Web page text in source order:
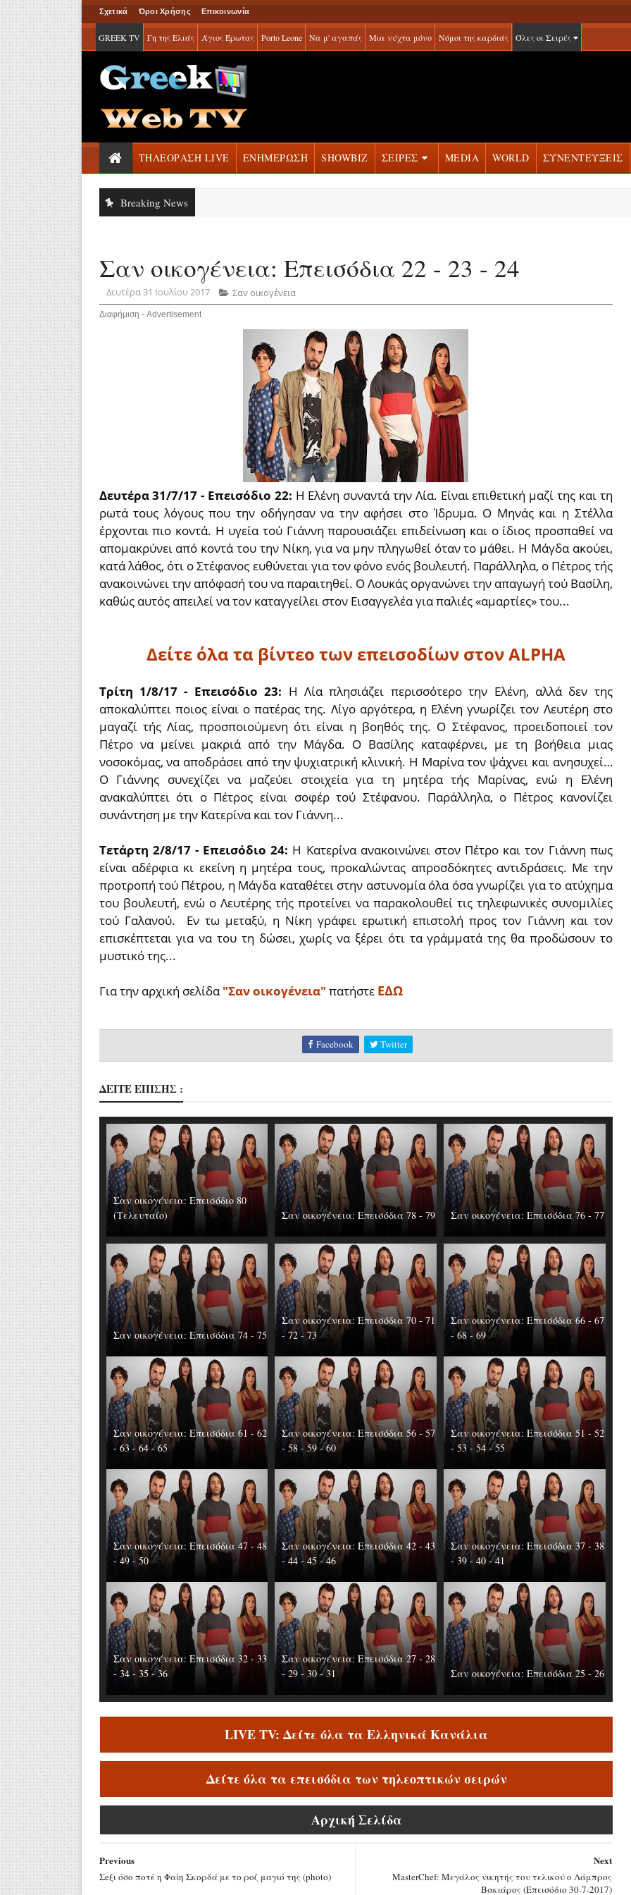
Σχετικά Όροι Χρήσης Επικοινωνία
GREEK TV Γη της Ελιάς Άγιος Έρωτας Porto Leone Να μ' αγαπάς Μια νύχτα μόνο Νόμοι της καρδιάς Όλες οι Σειρές
ΤΗΛΕΟΡΑΣΗ LIVE ΕΝΗΜΕΡΩΣΗ SHOWBIZ ΣΕΙΡΕΣ MEDIA WORLD ΣΥΝΕΝΤΕΥΞΕΙΣ
Breaking News
Σαν οικογένεια: Επεισόδια 22 - 23 - 24
Δευτέρα 31 Ιουλίου 2017 Σαν οικογένεια
Διαφήμιση - Advertisement
Δευτέρα 31/7/17 - Επεισόδιο 22: Η Ελένη συναντά την Λία. Είναι επιθετική μαζί της και τη
ρωτά τους λόγους που την οδήγησαν να την αφήσει στο Ίδρυμα. Ο Μηνάς και η Στέλλα
έρχονται πιο κοντά. Η υγεία τού Γιάννη παρουσιάζει επιδείνωση και ο ίδιος προσπαθεί να
απομακρύνει από κοντά του την Νίκη, για να μην πληγωθεί όταν το μάθει. Η Μάγδα ακούει,
κατά λάθος, ότι ο Στέφανος ευθύνεται για τον φόνο ενός βουλευτή. Παράλληλα, ο Πέτρος τής
ανακοινώνει την απόφασή του να παραιτηθεί. Ο Λουκάς οργανώνει την απαγωγή τού Βασίλη,
καθώς αυτός απειλεί να τον καταγγείλει στον Εισαγγελέα για παλιές «αμαρτίες» του...
Δείτε όλα τα βίντεο των επεισοδίων στον ALPHA
Τρίτη 1/8/17 - Επεισόδιο 23: Η Λία πλησιάζει περισσότερο την Ελένη, αλλά δεν της
αποκαλύπτει ποιος είναι ο πατέρας της. Λίγο αργότερα, η Ελένη γνωρίζει τον Λευτέρη στο
μαγαζί τής Λίας, προσποιούμενη ότι είναι η βοηθός της. Ο Στέφανος, προειδοποιεί τον
Πέτρο να μείνει μακριά από την Μάγδα. Ο Βασίλης καταφέρνει, με τη βοήθεια μιας
νοσοκόμας, να αποδράσει από την ψυχιατρική κλινική. Η Μαρίνα τον ψάχνει και ανησυχεί…
Ο Γιάννης συνεχίζει να μαζεύει στοιχεία για τη μητέρα τής Μαρίνας, ενώ η Ελένη
ανακαλύπτει ότι ο Πέτρος είναι σοφέρ τού Στέφανου. Παράλληλα, ο Πέτρος κανονίζει
συνάντηση με την Κατερίνα και τον Γιάννη...
Τετάρτη 2/8/17 - Επεισόδιο 24: Η Κατερίνα ανακοινώνει στον Πέτρο και τον Γιάννη πως
είναι αδέρφια κι εκείνη η μητέρα τους, προκαλώντας απροσδόκητες αντιδράσεις. Με την
προτροπή τού Πέτρου, η Μάγδα καταθέτει στην αστυνομία όλα όσα γνωρίζει για το ατύχημα
του βουλευτή, ενώ ο Λευτέρης τής προτείνει να παρακολουθεί τις τηλεφωνικές συνομιλίες
τού Γαλανού. Εν τω μεταξύ, η Νίκη γράφει εpωτική επιστολή προς τον Γιάννη και τον
επισκέπτεται για να του τη δώσει, χωρίς να ξέρει ότι τα γράμματά της θα προδώσουν το
μυστικό της...
Για την αρχική σελίδα"Σαν οικογένεια" πατήστε ΕΔΩ
Facebook Twitter
ΔΕΙΤΕ ΕΠΙΣΗΣ :
Σαν οικογένεια: Επεισόδιο 80
(Τελευταίο)
Σαν οικογένεια: Επεισόδια 78 - 79 Σαν οικογένεια: Επεισόδια 76 - 77
Σαν οικογένεια: Επεισόδια 74 - 75
Σαν οικογένεια: Επεισόδια 70 - 71
- 72 - 73
Σαν οικογένεια: Επεισόδια 66 - 67
- 68 - 69
Σαν οικογένεια: Επεισόδια 61 - 62
- 63 - 64 - 65
Σαν οικογένεια: Επεισόδια 56 - 57
- 58 - 59 - 60
Σαν οικογένεια: Επεισόδια 51 - 52
- 53 - 54 - 55
Σαν οικογένεια: Επεισόδια 47 - 48
- 49 - 50
Σαν οικογένεια: Επεισόδια 42 - 43
- 44 - 45 - 46
Σαν οικογένεια: Επεισόδια 37 - 38
- 39 - 40 - 41
Σαν οικογένεια: Επεισόδια 32 - 33
- 34 - 35 - 36
Σαν οικογένεια: Επεισόδια 27 - 28
- 29 - 30 - 31
Σαν οικογένεια: Επεισόδια 25 - 26
LIVE TV: Δείτε όλα τα Ελληνικά Κανάλια
Δείτε όλα τα επεισόδια των τηλεοπτικών σειρών
Αρχική Σελίδα
Next
MasterChef: Μεγάλος νικητής του τελικού ο Λάμπρος
Βακιάρος (Επεισόδιο 30-7-2017)
Previous
Σeξι όσο ποτέ η Φαίη Σκορδά με το ροζ μαγιό της (photo)